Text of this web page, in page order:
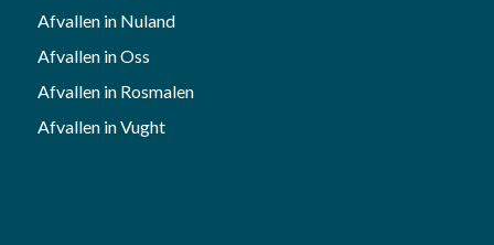
Afvallen in Nuland
Afvallen in Oss
Afvallen in Rosmalen
Afvallen in Vught